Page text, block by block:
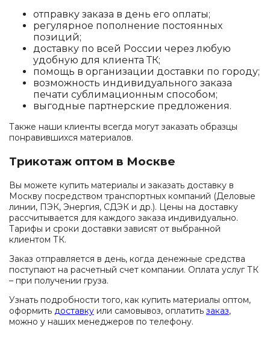
отправку заказа в день его оплаты;
регулярное пополнение постоянных
позиций;
доставку по всей России через любую
удобную для клиента ТК;
помощь в организации доставки по городу;
возможность индивидуального заказа
печати сублимационным способом;
выгодные партнерские предложения.
Также наши клиенты всегда могут заказать образцы
понравившихся материалов.
Трикотаж оптом в Москве
Вы можете купить материалы и заказать доставку в
Москву посредством транспортных компаний (Деловые
линии, ПЭК, Энергия, СДЭК и др.). Цены на доставку
рассчитывается для каждого заказа индивидуально.
Тарифы и сроки доставки зависят от выбранной
клиентом ТК.
Заказ отправляется в день, когда денежные средства
поступают на расчетный счет компании. Оплата услуг ТК
– при получении груза.
Узнать подробности того, как купить материалы оптом,
оформить доставку или самовывоз, оплатить заказ,
можно у наших менеджеров по телефону.